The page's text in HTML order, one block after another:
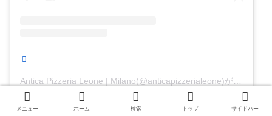
薪窯で焼き上げる本格ピザを提供しているお店です。
メニュー ホーム 検索 トップ サイドバー